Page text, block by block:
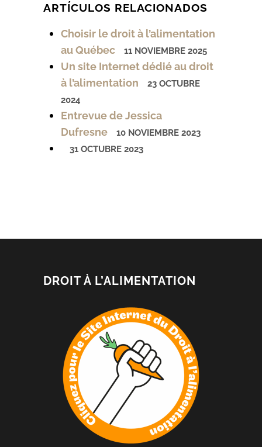
ARTÍCULOS RELACIONADOS
Choisir le droit à l’alimentation
au Québec
11 NOVIEMBRE 2025
Un site Internet dédié au droit
à l’alimentation
23 OCTUBRE
2024
Entrevue de Jessica
Dufresne
10 NOVIEMBRE 2023
31 OCTUBRE 2023
DROIT À L’ALIMENTATION